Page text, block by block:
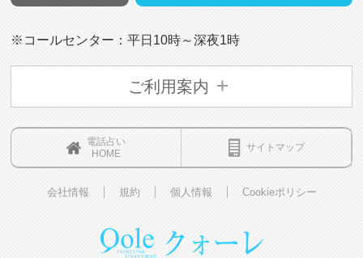
※コールセンター：平日10時～深夜1時
ご利用案内
電話占い
HOME
サイトマップ
会社情報 規約 個人情報 Cookieポリシー